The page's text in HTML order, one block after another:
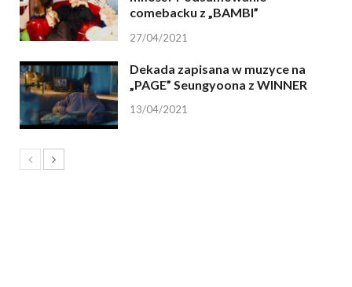
comebacku z „BAMBI”
27/04/2021
Dekada zapisana w muzyce na
„PAGE” Seungyoona z WINNER
13/04/2021